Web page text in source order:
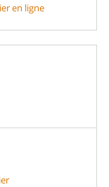
en ligne